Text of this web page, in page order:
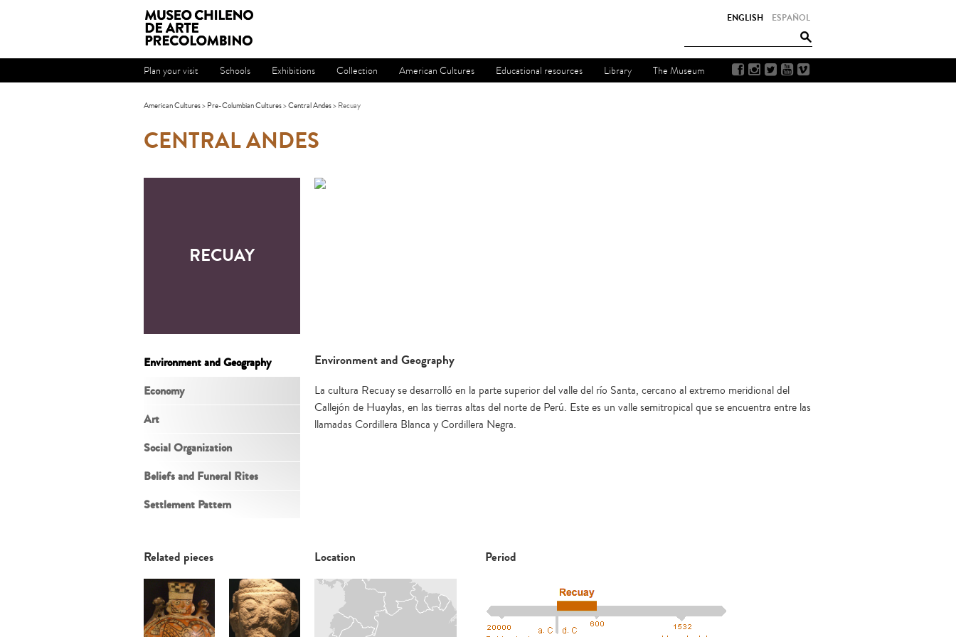
ESPAÑOL
ENGLISH
Plan your visit Schools Exhibitions Collection American Cultures Educational resources Library The Museum
American Cultures> Pre-Columbian Cultures>Central Andes> Recuay
CENTRAL ANDES
RECUAY
Environment and Geography
Economy
Art
Social Organization
Beliefs and Funeral Rites
Settlement Pattern
Environment and Geography
La cultura Recuay se desarrolló en la parte superior del valle del río Santa, cercano al extremo meridional del
Callejón de Huaylas, en las tierras altas del norte de Perú. Este es un valle semitropical que se encuentra entre las
llamadas Cordillera Blanca y Cordillera Negra.
Related pieces Location Period